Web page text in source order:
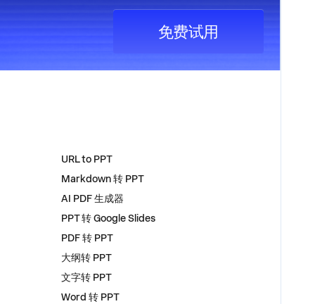
免费试用
URL to PPT
Markdown 转 PPT
AI PDF 生成器
PPT 转 Google Slides
PDF 转 PPT
大纲转 PPT
文字转 PPT
Word 转 PPT